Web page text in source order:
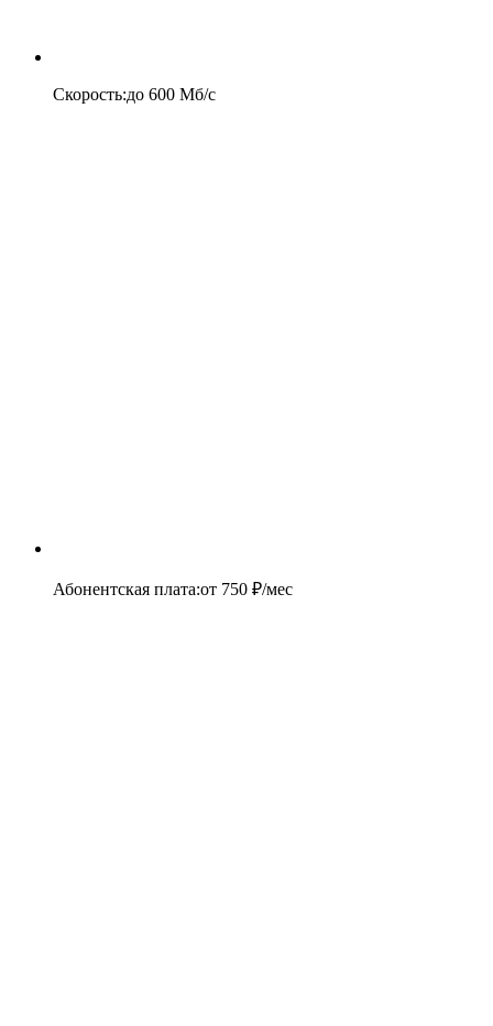
Скорость:до 600 Мб/c
Абонентская плата:от 750 ₽/мес